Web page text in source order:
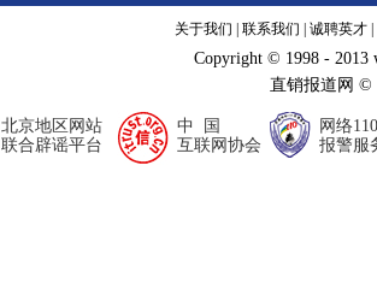
关于我们 联系我们 诚聘英才
Copyright © 1998 - 2013
直销报道网
北京地区网站
联合辟谣平台
中 国
互联网协会
网络110
报警服